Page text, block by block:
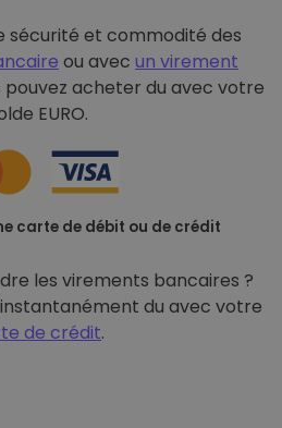
sécurité et commodité des
ou avec un virement
pouvez acheter du avec votre
EURO.
carte de débit ou de crédit
les virements bancaires ?
du avec votre
de crédit.